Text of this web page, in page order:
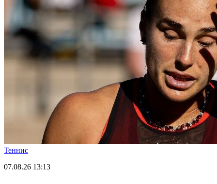
Теннис
07.08.26 13:13